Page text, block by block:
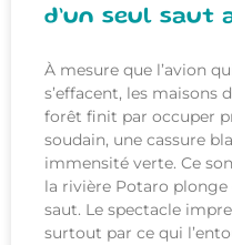
d’un seul saut
À mesure que l’avion
s’effacent, les maisons
forêt finit par occuper
soudain, une cassure
immensité verte. Ce
la rivière Potaro plonge
saut. Le spectacle
surtout par ce qui